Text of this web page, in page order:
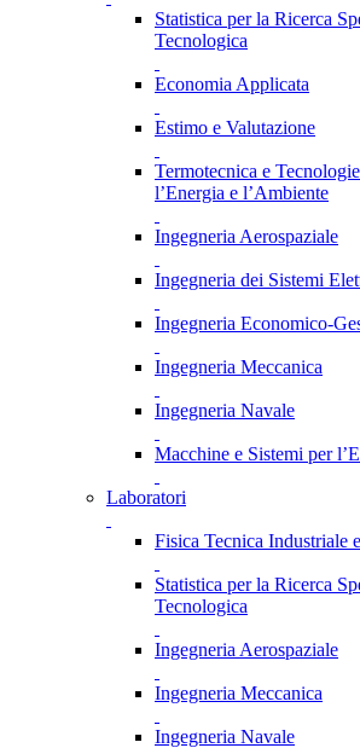
Statistica per la Ricerca
Tecnologica
Economia Applicata
Estimo e Valutazione
Termotecnica e
l’Energia e l’Ambiente
Ingegneria Aerospaziale
Ingegneria dei Sistemi
Ingegneria Economico-
Ingegneria Meccanica
Ingegneria Navale
Macchine e Sistemi per
Laboratori
Fisica Tecnica Industriale
Statistica per la Ricerca
Tecnologica
Ingegneria Aerospaziale
Ingegneria Meccanica
Ingegneria Navale